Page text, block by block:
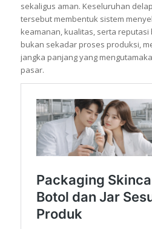
sekaligus aman. Keseluruhan
tersebut membentuk sistem
keamanan, kualitas, serta reputasi
bukan sekadar proses produksi,
jangka panjang yang
pasar.